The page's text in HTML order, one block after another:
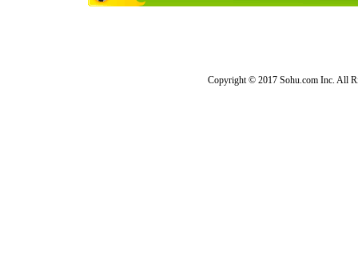
Copyright © 2017 Sohu.com Inc. All